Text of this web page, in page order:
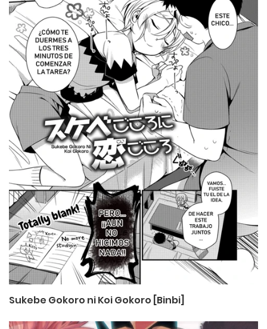
Sukebe Gokoro ni Koi Gokoro [Binbi]